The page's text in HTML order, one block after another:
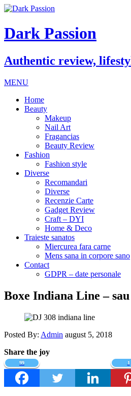
Dark Passion
Authentic review,
MENU
Home
Beauty
Makeup
Nail Art
Fragancias
Beauty Review
Fashion
Fashion style
Diverse
Recomandari
Diverse
Recenzie Carte
Gadget Review
Craft – DYI
Home & Deco
Traieste sanatos
Miercurea fara carne
Mens sana in corpore sano
Contact
GDPR – date personale
Boxe Indiana Line –
Posted By: Admin august 5, 2018
Share the joy
99 1